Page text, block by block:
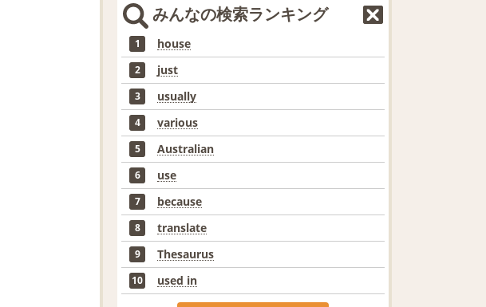
みんなの検索ランキング
1 house
2 just
3 usually
4 various
5 Australian
6 use
7 because
8 translate
9 Thesaurus
10 used in